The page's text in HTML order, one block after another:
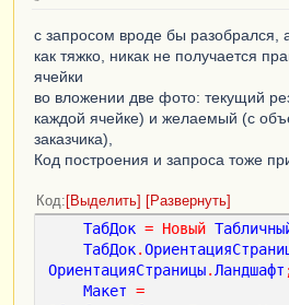
ИТОГИ
ПО
с запросом вроде бы разобрался,
как тяжко, никак не получается
ячейки
во вложении две фото: текущий
каждой ячейке) и желаемый (с
заказчика),
Код построения и запроса тоже
Код Выделить Развернуть
ТабДок = Новый
ТабДок.
ОриентацияСтраницы. Ландшафт
Макет =